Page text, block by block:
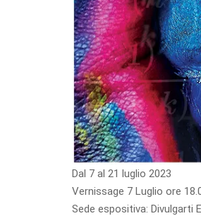
Dal 7 al 21 luglio 2023
Vernissage 7 Luglio ore
Sede espositiva: Divulgarti